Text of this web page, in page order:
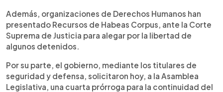
Además, organizaciones de Derechos Humanos han
presentado Recursos de Habeas Corpus, ante la Corte
Suprema de Justicia para alegar por la libertad de
algunos detenidos.
Por su parte, el gobierno, mediante los titulares de
seguridad y defensa, solicitaron hoy, a la Asamblea
Legislativa, una cuarta prórroga para la continuidad del